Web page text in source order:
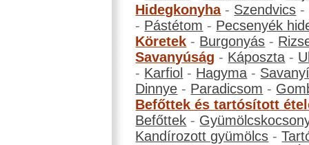
Hidegkonyha- Szendvics -
- Pástétom - Pecsenyék
Köretek - Burgonyás -
Savanyúság - Káposzta -
- Karfiol - Hagyma -
Dinnye - Paradicsom -
Befőttek és tartósított
Befőttek -
Kandírozott gyümölcs -